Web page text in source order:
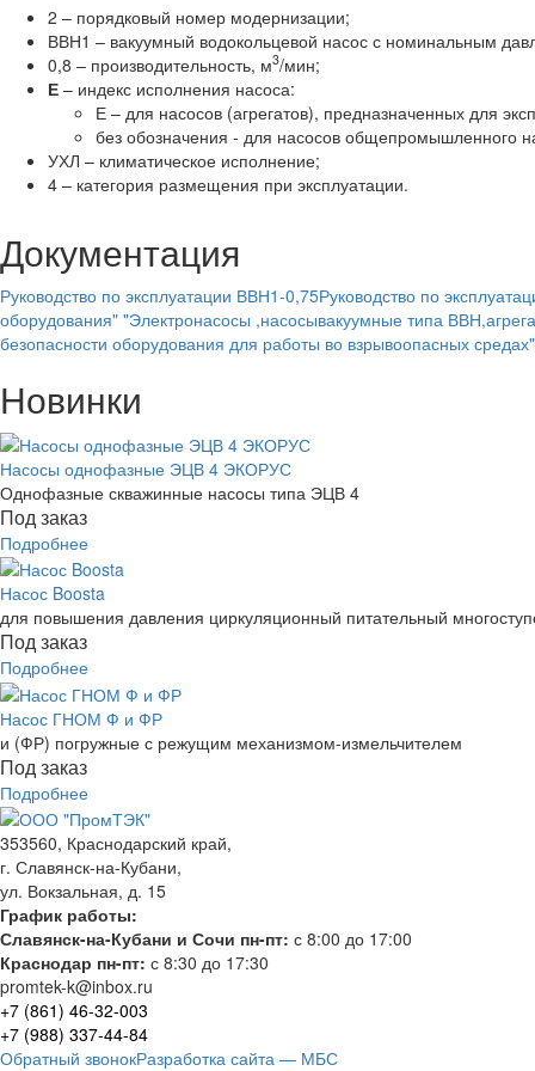
2 – порядковый номер модернизации;
ВВН1 – вакуумный водокольцевой насос с номинальным
0,8 – производительность, м3/мин;
Е – индекс исполнения насоса:
Е – для насосов (агрегатов), предназначенных для
без обозначения - для насосов общепромышленного
УХЛ – климатическое исполнение;
4 – категория размещения при эксплуатации.
Документация
Руководство по эксплуатации ВВН1-0,75Руководство по
оборудования" "Электронасосы ,насосывакуумные типа
безопасности оборудования для работы во взрывоопасных средах"
Новинки
Насосы однофазные ЭЦВ 4 ЭКОРУС
Однофазные скважинные насосы типа ЭЦВ 4
Под заказ
Подробнее
Насос Boosta
для повышения давления циркуляционный питательный
Под заказ
Подробнее
Насос ГНОМ Ф и ФР
и (ФР) погружные с режущим механизмом-измельчителем
Под заказ
Подробнее
353560, Краснодарский край,
г. Славянск-на-Кубани,
ул. Вокзальная, д. 15
График работы:
Славянск-на-Кубани и Сочи пн-пт: с 8:00 до 17:00
Краснодар пн-пт: с 8:30 до 17:30
promtek-k@inbox.ru
+7 (861) 46-32-003
+7 (988) 337-44-84
Обратный звонокРазработка сайта — МБС